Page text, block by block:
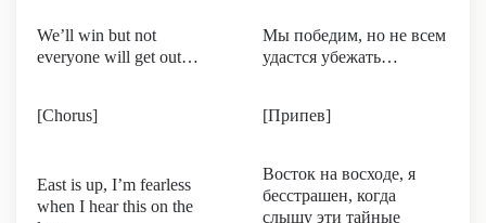
We’ll win but not
everyone will get out…
Мы победим, но не всем
удастся убежать…
[Chorus] [Припев]
East is up, I’m fearless
when I hear this on the
Восток на восходе, я
бесстрашен, когда
слышу эти тайные